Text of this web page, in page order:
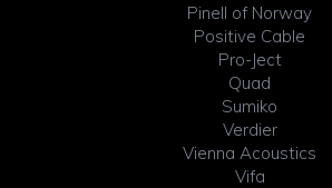
Pinell of Norway
Positive Cable
Pro-Ject
Quad
Sumiko
Verdier
Vienna Acoustics
Vifa